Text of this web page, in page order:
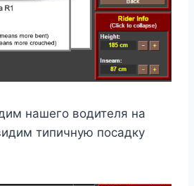
нашего водителя на
типичную посадку